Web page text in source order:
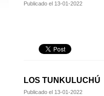
Publicado el 13-01-2022
LOS TUNKULUCHÚ
Publicado el 13-01-2022